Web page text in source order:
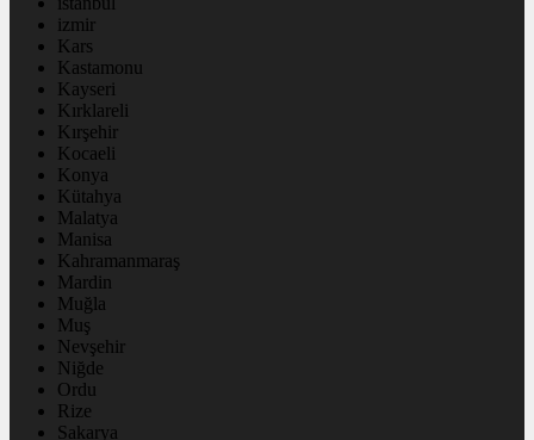
izmir
Kars
Kastamonu
Kayseri
Kırklareli
Kırşehir
Kocaeli
Konya
Kütahya
Malatya
Manisa
Kahramanmaraş
Mardin
Muğla
Muş
Nevşehir
Niğde
Ordu
Rize
Sakarya